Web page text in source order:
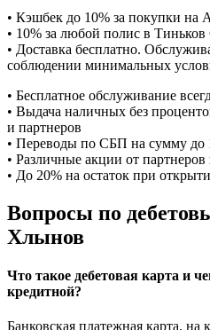
• Кэшбек до 10% за покупки на
• 10% за любой полис в Тиньков
• Доставка бесплатно.
соблюдении минимальных
• Бесплатное обслуживание
• Выдача наличных без
и партнеров
• Переводы по СБП на сумму до
• Различные акции от
• До 20% на остаток при
Вопросы по
Хлынов
Что такое дебетовая карта и
кредитной?
Банковская платежная карта, на